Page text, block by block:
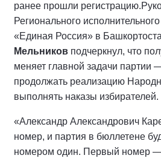
ранее прошли регистрацию.
Регионального
«Единая Россия» в
Мельников подчеркнул, что
меняет главной задачи партии
продолжать реализацию
выполнять наказы избирателей.
«Александр Александрович
номер, и партия в бюллетене
номером один. Первый номер —